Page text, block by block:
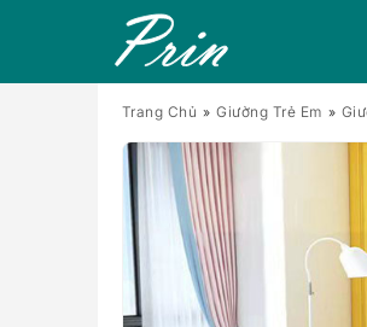
Trang Chủ Giường Trẻ Em